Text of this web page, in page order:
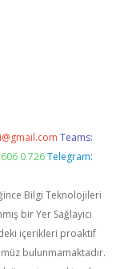
Teams:
0 726 Telegram:
Bilgi Teknolojileri
bir Yer Sağlayıcı
içerikleri proaktif
bulunmamaktadır.